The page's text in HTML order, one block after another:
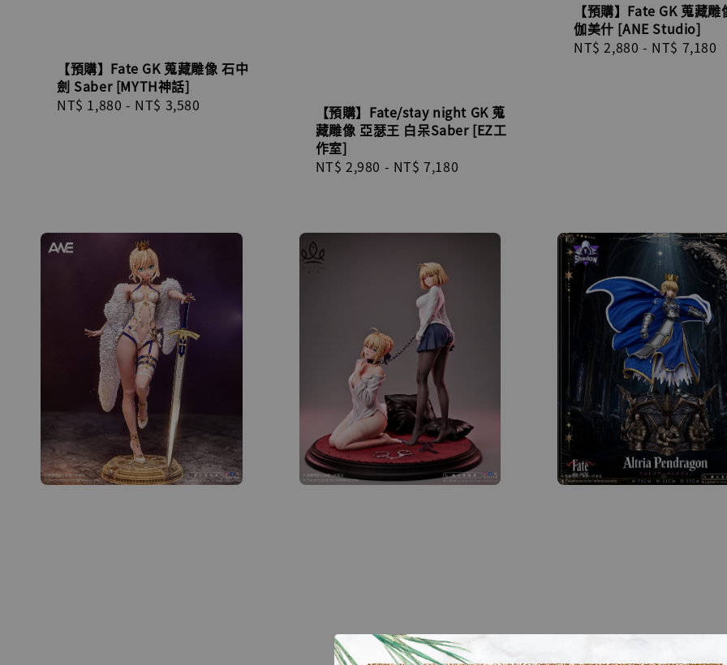
【預購】Fate GK 蒐藏雕像 石中
劍 Saber [MYTH神話]
Regular
NT$ 1,880 - NT$ 3,580
【預購】Fate/stay night GK 蒐
藏雕像 亞瑟王 白呆Saber [EZ工
作室]
Regular
NT$ 2,980 - NT$ 7,180
【預購】Fate GK 蒐藏
伽美什 [ANE Studio]
Regular
NT$ 2,880 - NT$ 7,180